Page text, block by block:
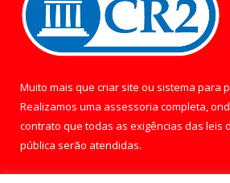
Muito mais que criar site ou sistema para
Realizamos uma assessoria completa,
contrato que todas as exigências das leis
pública serão atendidas.